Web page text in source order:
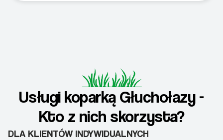
Usługi koparką Głuchołazy -
Kto z nich skorzysta?
DLA KLIENTÓW INDYWIDUALNYCH